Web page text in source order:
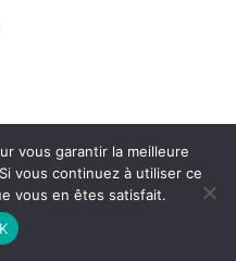
INGLOBO
vous garantir la meilleure
vous continuez à utiliser ce
vous en êtes satisfait.